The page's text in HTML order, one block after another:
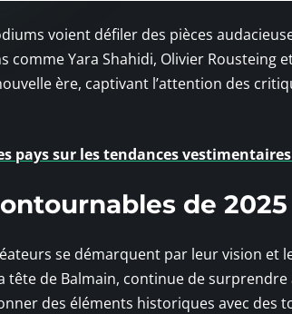
voient défiler des pièces
comme Yara Shahidi, Olivier Rousteing
ère, captivant l’attention des
pays sur les tendances
de 2025
se démarquent par leur vision et
tête de Balmain, continue de
des éléments historiques avec des